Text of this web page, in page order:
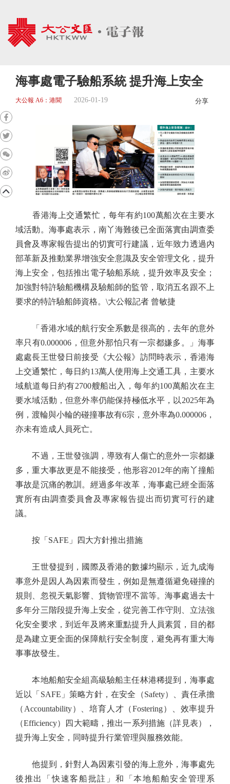
海事處電子驗船系統 提升海上安全
大公報 A6：港聞 2026-01-19 分享
香港海上交通繁忙，每年有約100萬船次在主要水
域活動。海事處表示，南丫海難後已全面落實由調查委
員會及專家報告提出的切實可行建議，近年致力透過內
部革新及推動業界增強安全意識及安全管理文化，提升
海上安全，包括推出電子驗船系統，提升效率及安全；
加強對特許驗船機構及驗船師的監管，取消五名跟不上
要求的特許驗船師資格。\大公報記者 曾敏捷
「香港水域的航行安全系數是很高的，去年的意外
率只有0.000006，但意外那怕只有一宗都嫌多。」海事
處處長王世發日前接受《大公報》訪問時表示，香港海
上交通繁忙，每日約13萬人使用海上交通工具，主要水
域航道每日約有2700艘船出入，每年約100萬船次在主
要水域活動，但意外率仍能保持極低水平，以2025年為
例，渡輪與小輪的碰撞事故有6宗，意外率為0.000006，
亦未有造成人員死亡。
不過，王世發強調，導致有人傷亡的意外一宗都嫌
多，重大事故更是不能接受，他形容2012年的南丫撞船
事故是沉痛的教訓。經過多年改革，海事處已經全面落
實所有由調查委員會及專家報告提出而切實可行的建
議。
按「SAFE」四大方針推出措施
王世發提到，國際及香港的數據均顯示，近九成海
事意外是因人為因素而發生，例如是無遵循避免碰撞的
規則、忽視天氣影響、貨物管理不當等。海事處過去十
多年分三階段提升海上安全，從完善工作守則、立法強
化安全要求，到近年及將來重點提升人員素質，目的都
是為建立更全面的保障航行安全制度，避免再有重大海
事事故發生。
本地船舶安全組高級驗船主任林港稀提到，海事處
近以「SAFE」策略方針，在安全（Safety）、責任承擔
（Accountability）、培育人才（Fostering）、效率提升
（Efficiency）四大範疇，推出一系列措施（詳見表），
提升海上安全，同時提升行業管理與服務效能。
他提到，針對人為因素引發的海上意外，海事處先
後推出「快速客船批註」和「本地船舶安全管理系